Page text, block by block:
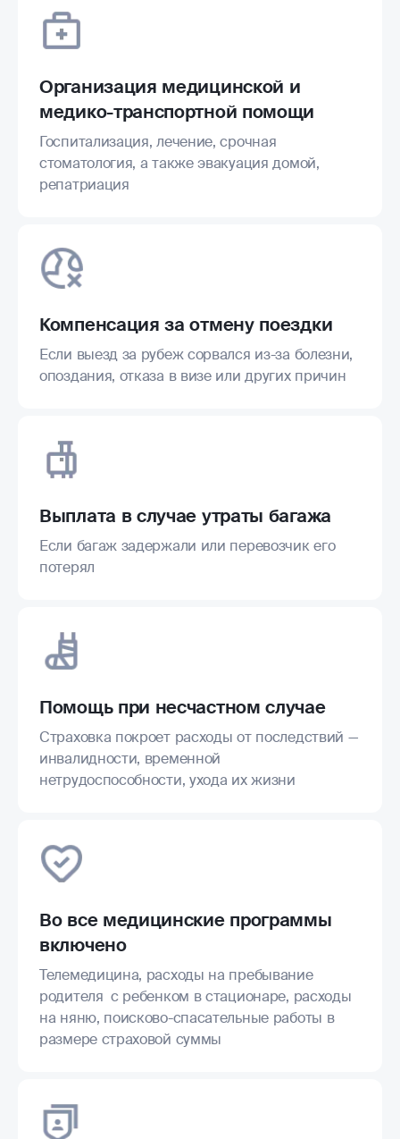
Организация медицинской и
медико-транспортной помощи
Госпитализация, лечение, срочная
стоматология, а также эвакуация домой,
репатриация
Компенсация за отмену поездки
Если выезд за рубеж сорвался из-за болезни,
опоздания, отказа в визе или других причин
Выплата в случае утраты багажа
Если багаж задержали или перевозчик его
потерял
Помощь при несчастном случае
Страховка покроет расходы от последствий —
инвалидности, временной
нетрудоспособности, ухода их жизни
Во все медицинские программы
включено
Телемедицина, расходы на пребывание
родителя с ребенком в стационаре, расходы
на няню, поисково-спасательные работы в
размере страховой суммы